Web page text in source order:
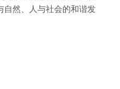
自然、人与社会的和谐发